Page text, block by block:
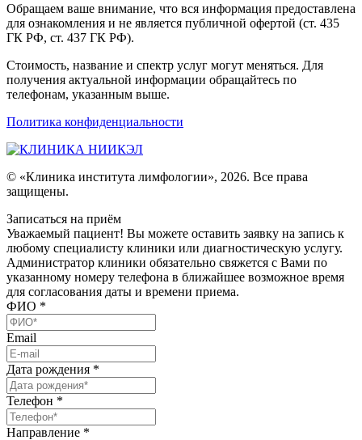
Обращаем ваше внимание, что вся информация предоставлена
для ознакомления и не является публичной офертой (ст. 435
ГК РФ, ст. 437 ГК РФ).
Стоимость, название и спектр услуг могут меняться. Для
получения актуальной информации обращайтесь по
телефонам, указанным выше.
Политика конфиденциальности
© «Клиника института лимфологии», 2026. Все права
защищены.
Записаться на приём
Уважаемый пациент! Вы можете оставить заявку на запись к
любому специалисту клиники или диагностическую услугу.
Администратор клиники обязательно свяжется с Вами по
указанному номеру телефона в ближайшее возможное время
для согласования даты и времени приема.
ФИО *
Email
Дата рождения *
Телефон *
Направление *